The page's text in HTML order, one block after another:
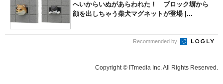
へいからいぬがあらわれた！ ブロック塀から
顔を出しちゃう柴犬マグネットが登場 |...
Recommended by
Copyright © ITmedia Inc. All Rights Reserved.